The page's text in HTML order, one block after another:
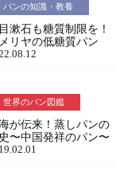
パンの知識・教養
漱石も糖質制限を！
リヤの低糖質パン
世界のパン図鑑
が伝来！蒸しパンの
〜中国発祥のパン〜